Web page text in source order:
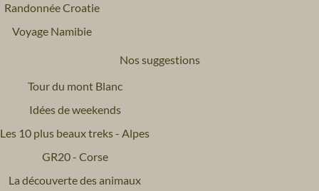
Randonnée Croatie
Voyage Namibie
Nos suggestions
Tour du mont Blanc
Idées de weekends
Les 10 plus beaux treks - Alpes
GR20 - Corse
La découverte des animaux